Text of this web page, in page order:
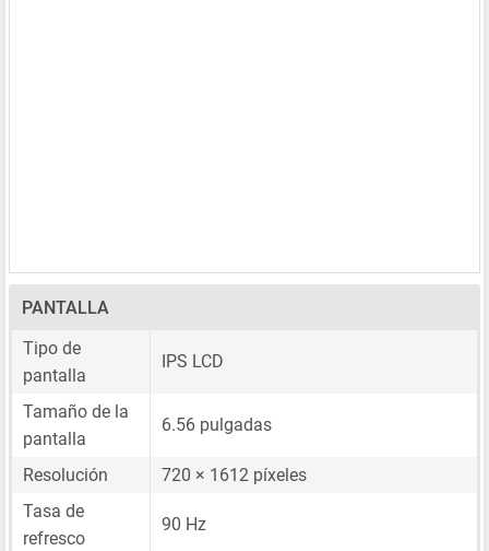
PANTALLA
Tipo de
pantalla
IPS LCD
Tamaño de la
pantalla
6.56 pulgadas
Resolución
720 × 1612 píxeles
Tasa de
refresco
90 Hz